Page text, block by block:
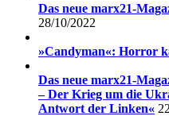
Das neue marx21-
28/10/2022
»Candyman«: Horror
Das neue marx21-
– Der Krieg um die
Antwort der Linken«